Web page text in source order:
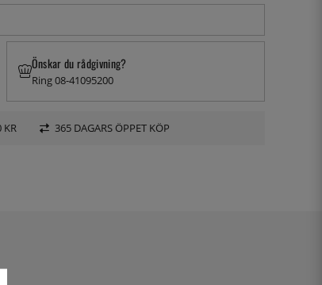
Önskar du rådgivning?
Ring 08-41095200
KR 365 DAGARS ÖPPET KÖP